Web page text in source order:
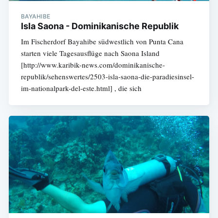
BAYAHIBE
Isla Saona - Dominikanische Republik
Im Fischerdorf Bayahibe südwestlich von Punta Cana
starten viele Tagesausflüge nach Saona Island
[http://www.karibik-news.com/dominikanische-
republik/sehenswertes/2503-isla-saona-die-paradiesinsel-
im-nationalpark-del-este.html] , die sich